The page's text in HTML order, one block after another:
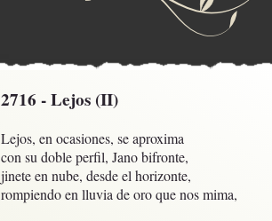
2716 - Lejos (II)
Lejos, en ocasiones, se aproxima
con su doble perfil, Jano bifronte,
jinete en nube, desde el horizonte,
rompiendo en lluvia de oro que nos mima,